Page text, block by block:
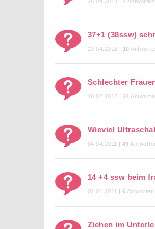
37+1 (38ssw)
23.04.2012 | 10
Schlechter
10.02.2012 | 24
Wieviel
04.04.2011 | 43
14 +4 ssw beim
02.01.2011 | 6 Antworten
Ziehen im